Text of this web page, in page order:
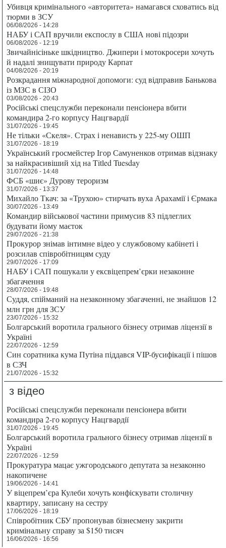
Убивця кримінального «авторитета» намагався сховатись від
тюрми в ЗСУ
06/08/2026 - 14:28
НАБУ і САП вручили експослу в США нові підозри
06/08/2026 - 12:19
Звичайнісіньке шкідництво. Джипери і мотокросери хочуть
й надалі знищувати природу Карпат
04/08/2026 - 20:19
Розкрадання міжнародної допомоги: суд відправив Банькова
із МЗС в СІЗО
03/08/2026 - 20:43
Російські спецслужби переконали пенсіонера вбити
командира 2-го корпусу Нацгвардії
31/07/2026 - 19:45
Не тільки «Скеля». Страх і ненависть у 225-му ОШП
31/07/2026 - 18:19
Український гросмейстер Ігор Самуненков отримав відзнаку
за найкрасивіший хід на Titled Tuesday
31/07/2026 - 14:48
ФСБ «шиє» Дурову тероризм
31/07/2026 - 13:37
Михайло Ткач: за «Трухою» стирчать вуха Арахамії і Єрмака
30/07/2026 - 13:49
Командир військової частини примусив 83 підлеглих
будувати йому маєток
29/07/2026 - 21:38
Прокурор знімав інтимне відео у службовому кабінеті і
розсилав співробітницям суду
29/07/2026 - 17:09
НАБУ і САП пошукали у ексвіцепрем’єрки незаконне
збагачення
28/07/2026 - 19:48
Суддя, спійманий на незаконному збагаченні, не знайшов 12
млн грн для ЗСУ
23/07/2026 - 15:32
Болгарський воротила грального бізнесу отримав ліцензії в
Україні
22/07/2026 - 12:59
Син соратника кума Путіна піддався VIP-бусифікації і пішов
в СЗЧ
21/07/2026 - 15:32
з відео
Російські спецслужби переконали пенсіонера вбити
командира 2-го корпусу Нацгвардії
31/07/2026 - 19:45
Болгарський воротила грального бізнесу отримав ліцензії в
Україні
22/07/2026 - 12:59
Прокуратура мацає ужгородського депутата за незаконно
накопичене
19/06/2026 - 14:41
У віцепрем’єра Кулеби хочуть конфіскувати столичну
квартиру, записану на сестру
17/06/2026 - 18:19
Співробітник СБУ пропонував бізнесмену закрити
кримінальну справу за $150 тисяч
16/06/2026 - 16:56